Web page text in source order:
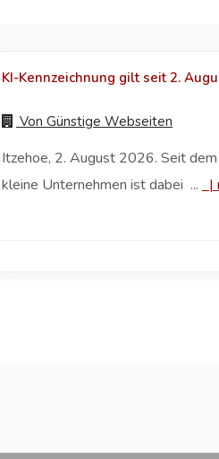
KI-Kennzeichnung gilt seit 2.
Von Günstige Webseiten
Itzehoe, 2. August 2026. Seit
kleine Unternehmen ist dabei ... |